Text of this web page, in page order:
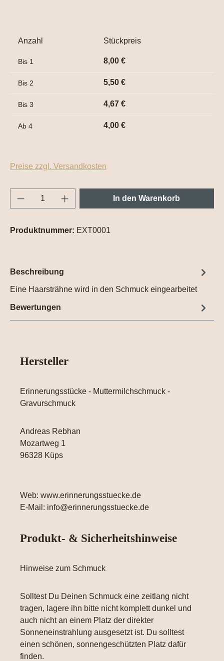
Anzahl Stückpreis
Bis 1 8,00 €
Bis 2 5,50 €
Bis 3 4,67 €
Ab 4 4,00 €
Preise zzgl. Versandkosten
Produkt Anzahl: Gib den gewünschten
In den Warenkorb
Produktnummer: EXT0001
Beschreibung
Eine Haarsträhne wird in den Schmuck eingearbeitet
Bewertungen
Hersteller
Erinnerungsstücke - Muttermilchschmuck -
Gravurschmuck
Andreas Rebhan
Mozartweg 1
96328 Küps
Web: www.erinnerungsstuecke.de
E-Mail: info@erinnerungsstuecke.de
Produkt- & Sicherheitshinweise
Hinweise zum Schmuck
Solltest Du Deinen Schmuck eine zeitlang nicht
tragen, lagere ihn bitte nicht komplett dunkel und
auch nicht an einem Platz der direkter
Sonneneinstrahlung ausgesetzt ist. Du solltest
einen schönen, sonnengeschützten Platz dafür
finden.